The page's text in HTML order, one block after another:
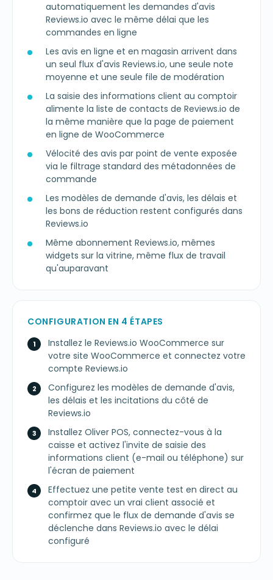
automatiquement les demandes d'avis
Reviews.io avec le même délai que les
commandes en ligne
Les avis en ligne et en magasin arrivent dans
un seul flux d'avis Reviews.io, une seule note
moyenne et une seule file de modération
La saisie des informations client au comptoir
alimente la liste de contacts de Reviews.io de
la même manière que la page de paiement
en ligne de WooCommerce
Vélocité des avis par point de vente exposée
via le filtrage standard des métadonnées de
commande
Les modèles de demande d'avis, les délais et
les bons de réduction restent configurés dans
Reviews.io
Même abonnement Reviews.io, mêmes
widgets sur la vitrine, même flux de travail
qu'auparavant
CONFIGURATION EN 4 ÉTAPES
Installez le Reviews.io WooCommerce sur
votre site WooCommerce et connectez votre
compte Reviews.io
Configurez les modèles de demande d'avis,
les délais et les incitations du côté de
Reviews.io
Installez Oliver POS, connectez-vous à la
caisse et activez l'invite de saisie des
informations client (e-mail ou téléphone) sur
l'écran de paiement
Effectuez une petite vente test en direct au
comptoir avec un vrai client associé et
confirmez que le flux de demande d'avis se
déclenche dans Reviews.io avec le délai
configuré